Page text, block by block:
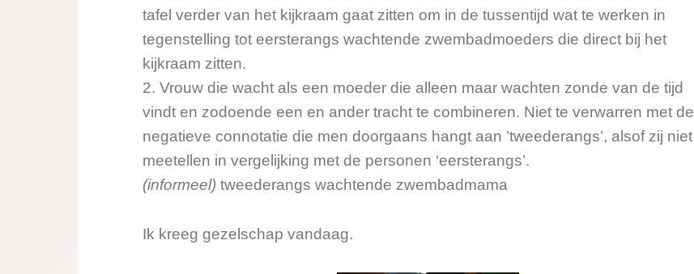
tafel verder van het kijkraam gaat zitten om in de tussentijd wat te werken in
tegenstelling tot eersterangs wachtende zwembadmoeders die direct bij het
kijkraam zitten.
2. Vrouw die wacht als een moeder die alleen maar wachten zonde van de tijd
vindt en zodoende een en ander tracht te combineren. Niet te verwarren met de
negatieve connotatie die men doorgaans hangt aan ’tweederangs’, alsof zij niet
meetellen in vergelijking met de personen ‘eersterangs’.
(informeel) tweederangs wachtende zwembadmama
Ik kreeg gezelschap vandaag.